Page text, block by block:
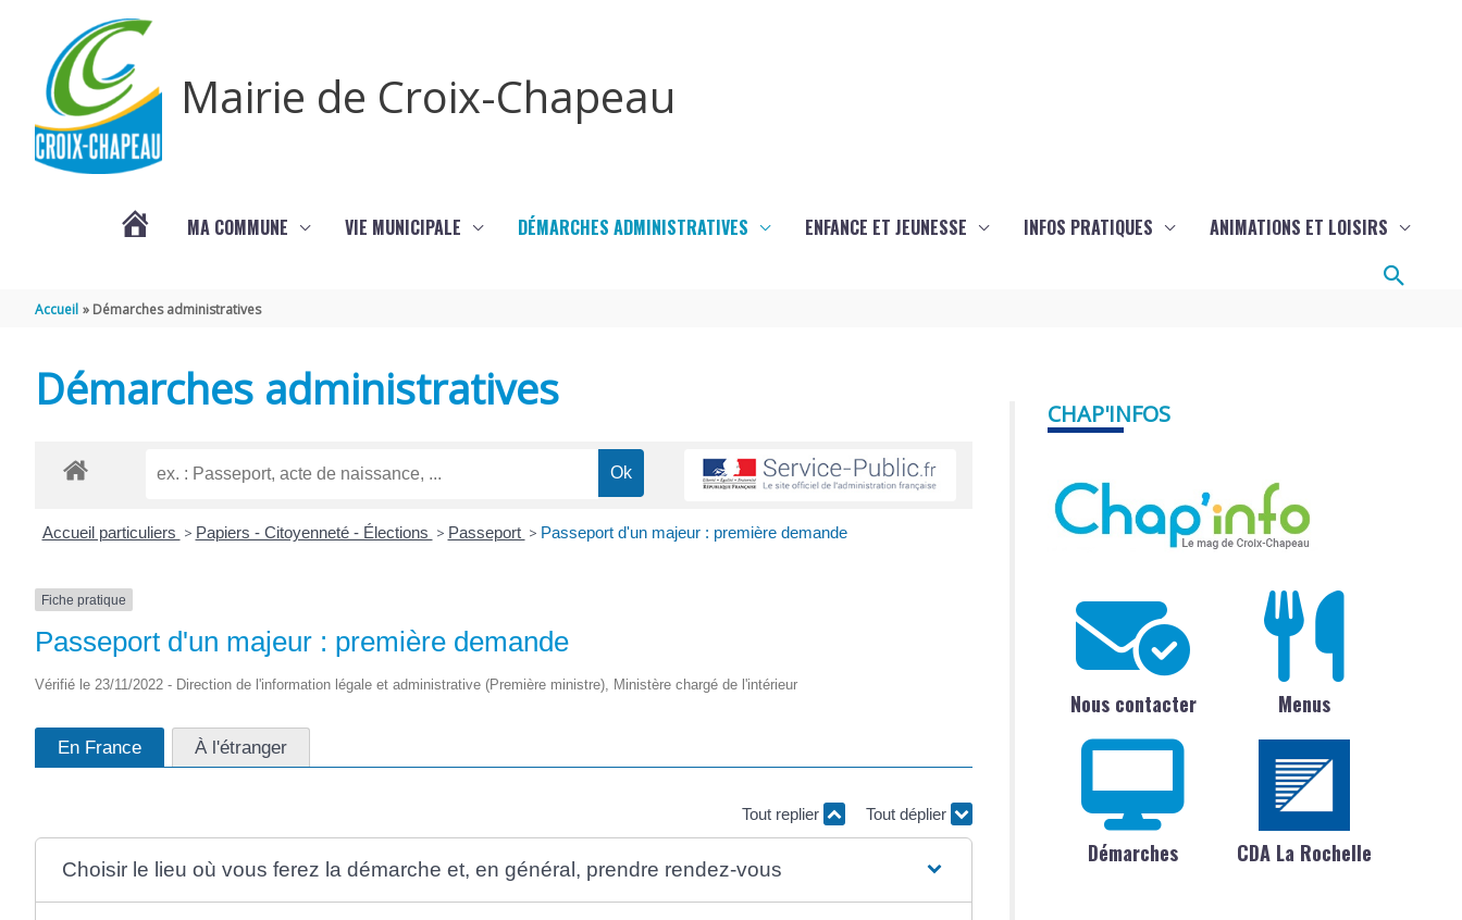
Mairie de Croix-Chapeau
MA COMMUNE VIE MUNICIPALE DÉMARCHES ADMINISTRATIVES ENFANCE ET JEUNESSE INFOS PRATIQUES ANIMATIONS ET LOISIRS
Accueil Démarches administratives
Démarches administratives
Accueil particuliers > Papiers - Citoyenneté - Élections > Passeport > Passeport d'un majeur : première demande
Fiche pratique
Passeport d'un majeur : première demande
Vérifié le 23/11/2022 - Direction de l'information légale et administrative (Première ministre), Ministère chargé de l'intérieur
En France À l'étranger
Tout replier Tout déplier
Choisir le lieu où vous ferez la démarche et, en général, prendre rendez-vous
CHAP'INFOS
Nous contacter Menus
Démarches CDA La Rochelle